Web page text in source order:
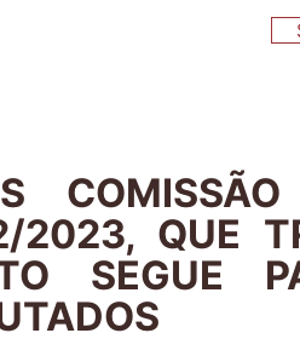
2023, QUE
SEGUE